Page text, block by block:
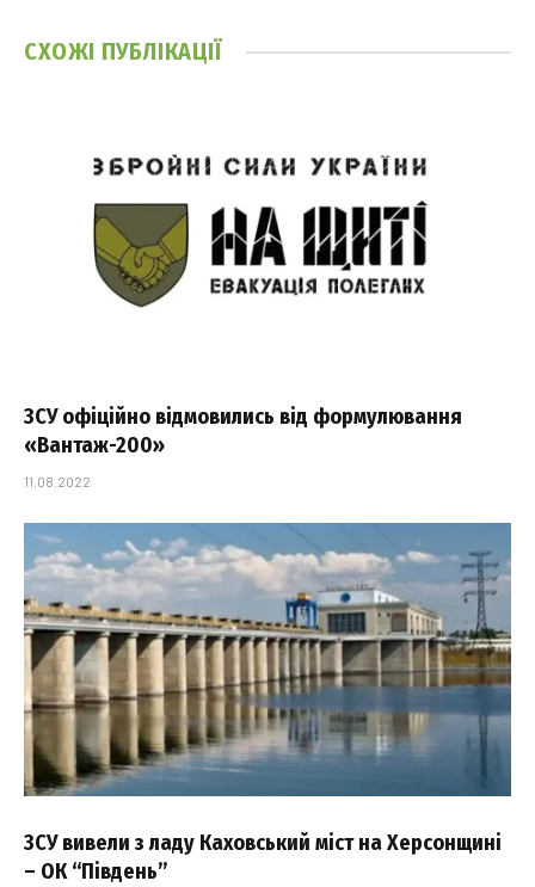
СХОЖІ ПУБЛІКАЦІЇ
ЗСУ офіційно відмовились від формулювання
«Вантаж-200»
11.08.2022
ЗСУ вивели з ладу Каховський міст на Херсонщині
– ОК “Південь”